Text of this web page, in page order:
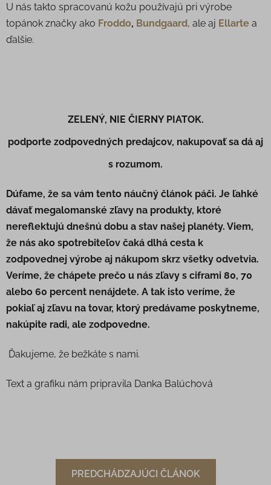
U nás takto spracovanú kožu používajú pri výrobe
topánok značky ako Froddo, Bundgaard, ale aj Ellarte a
ďalšie.
ZELENÝ, NIE ČIERNY PIATOK.
podporte zodpovedných predajcov, nakupovať sa dá aj
s rozumom.
Dúfame, že sa vám tento náučný článok páči. Je ľahké
dávať megalomanské zľavy na produkty, ktoré
nereflektujú dnešnú dobu a stav našej planéty. Viem,
že nás ako spotrebiteľov čaká dlhá cesta k
zodpovednej výrobe aj nákupom skrz všetky odvetvia.
Veríme, že chápete prečo u nás zľavy s ciframi 80, 70
alebo 60 percent nenájdete. A tak isto veríme, že
pokiaľ aj zľavu na tovar, ktorý predávame poskytneme,
nakúpite radi, ale zodpovedne.
Ďakujeme, že bežkáte s nami.
Text a grafiku nám pripravila Danka Balúchová
PREDCHÁDZAJÚCI ČLÁNOK